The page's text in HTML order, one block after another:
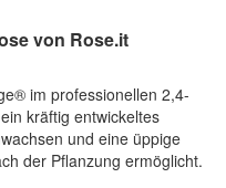
von Rose.it
im professionellen 2,4-
kräftig entwickeltes
und eine üppige
der Pflanzung ermöglicht.